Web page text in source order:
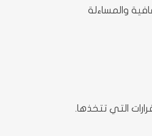
والمساءلة
التي تتخذها.